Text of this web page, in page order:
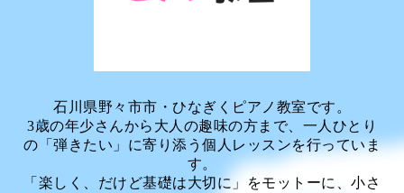
石川県野々市市・ひなぎくピアノ教室です。
3歳の年少さんから大人の趣味の方まで、一人ひとり
の「弾きたい」に寄り添う個人レッスンを行っていま
す。
「楽しく、だけど基礎は大切に」をモットーに、小さ